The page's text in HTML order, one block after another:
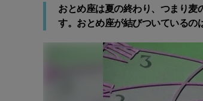
おとめ座は夏の終わり、つまり
す。おとめ座が結びついているの